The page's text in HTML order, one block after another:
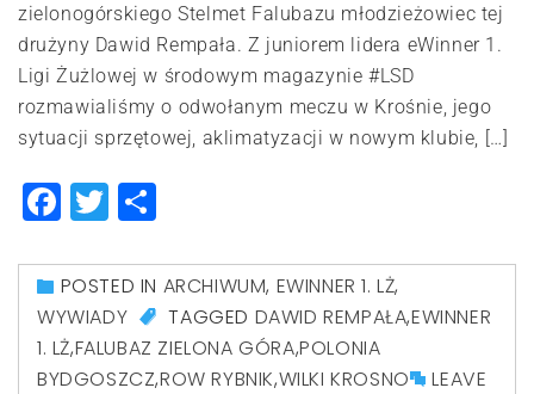
zielonogórskiego Stelmet Falubazu młodzieżowiec tej
drużyny Dawid Rempała. Z juniorem lidera eWinner 1.
Ligi Żużlowej w środowym magazynie #LSD
rozmawialiśmy o odwołanym meczu w Krośnie, jego
sytuacji sprzętowej, aklimatyzacji w nowym klubie, […]
Facebook
Twitter
POSTED IN ARCHIWUM, EWINNER 1. LŻ,
WYWIADY
TAGGED DAWID REMPAŁA,EWINNER
1. LŻ,FALUBAZ ZIELONA GÓRA,POLONIA
BYDGOSZCZ,ROW RYBNIK,WILKI KROSNO
LEAVE